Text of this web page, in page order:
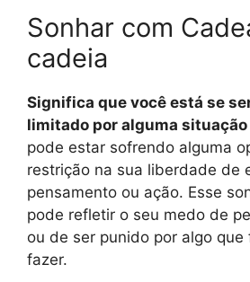
Sonhar com
cadeia
Significa que você está se
limitado por alguma situação
pode estar sofrendo alguma
restrição na sua liberdade de
pensamento ou ação. Esse
pode refletir o seu medo de
ou de ser punido por algo
fazer.